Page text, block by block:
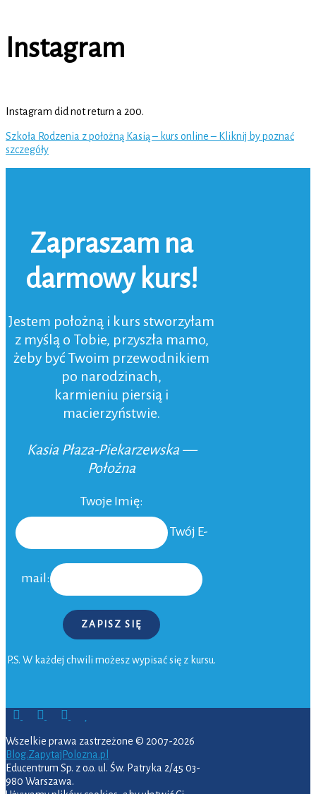
Instagram
Instagram did not return a 200.
Szkoła Rodzenia z położną Kasią – kurs online – Kliknij by poznać
szczegóły
Zapraszam na
darmowy kurs!
Jestem położną i kurs stworzyłam
z myślą o Tobie, przyszła mamo,
żeby być Twoim przewodnikiem
po narodzinach,
karmieniu piersią i
macierzyństwie.
Kasia Płaza-Piekarzewska —
Położna
Twoje Imię:
Twój E-
mail:
ZAPISZ SIĘ
P.S. W każdej chwili możesz wypisać się z kursu.
Wszelkie prawa zastrzeżone © 2007-2026
Blog.ZapytajPolozna.pl
Educentrum Sp. z o.o. ul. Św. Patryka 2/45 03-
980 Warszawa.